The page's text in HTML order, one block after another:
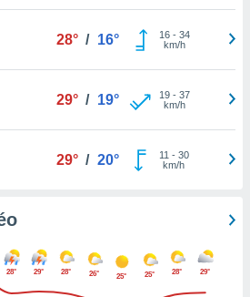
28° / 16° 16- 34
km/h
29° / 19° 19- 37
km/h
29° / 20° 11 - 30
km/h
28° 29° 28° 26° 25° 25° 28° 29°